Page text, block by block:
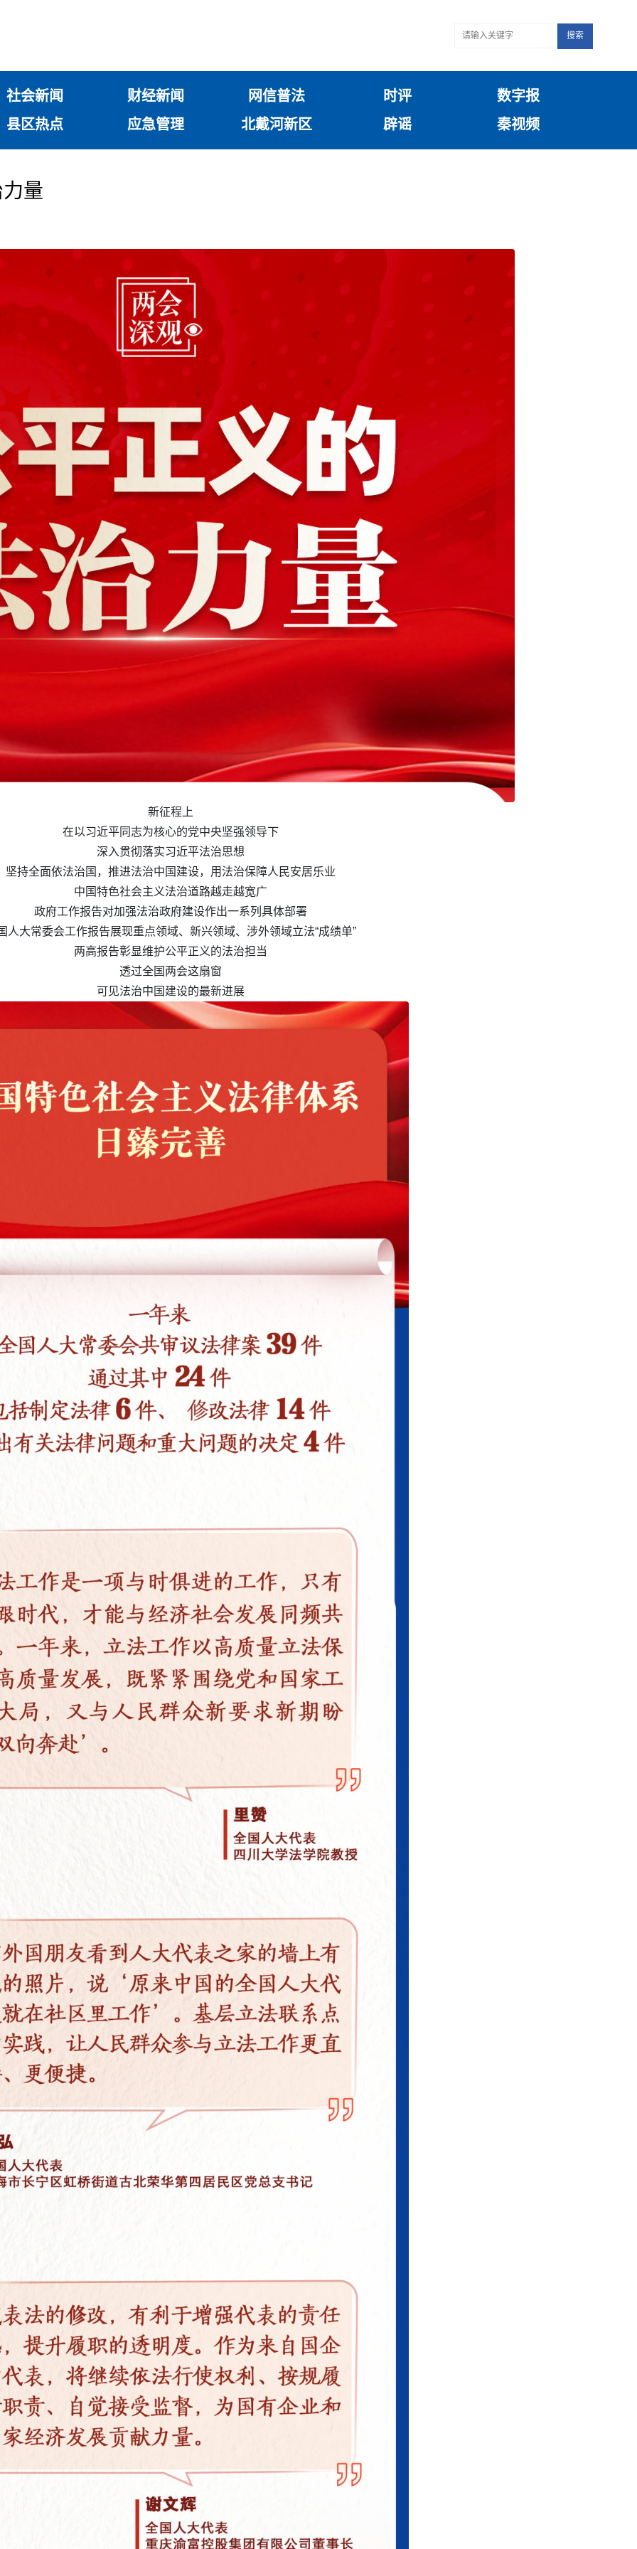
搜索
社会新闻 财经新闻 网信普法 时评
数字报
县区热点
应急管理 北戴河新区 辟谣 秦视频
量
新征程上
在以习近平同志为核心的党中央坚强领导下
深入贯彻落实习近平法治思想
坚持全面依法治国，推进法治中国建设，用法治保障人民安居乐业
中国特色社会主义法治道路越走越宽广
政府工作报告对加强法治政府建设作出一系列具体部署
人大常委会工作报告展现重点领域、新兴领域、涉外领域立法“成绩单”
两高报告彰显维护公平正义的法治担当
透过全国两会这扇窗
可见法治中国建设的最新进展